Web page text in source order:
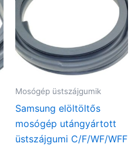
Mosógép üstszájgumik
Samsung elöltöltős
mosógép utángyártott
üstszájgumi C/F/WF/WFF